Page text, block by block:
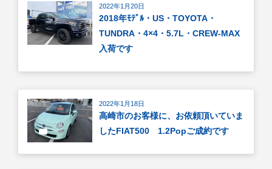
2022年1月20日
2018年ﾓﾃﾞﾙ・US・TOYOTA・
TUNDRA・4×4・5.7L・CREW-MAX
入荷です
2022年1月18日
高崎市のお客様に、お依頼頂いていま
したFIAT500 1.2Popご成約です